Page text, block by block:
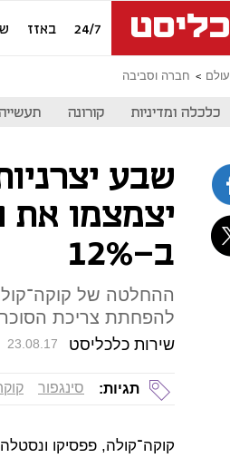
24/7 באזז
עולם חברה וסביבה
כלכלה ומדיניות קורונה
שבע
יצמצמו את
ב-12%
ההחלטה של
להפחתת צריכת הסוכר במדינה
שירות כלכליסט 23.08.17
תגיות: סינגפור
קוקה־קולה, פפסיקו